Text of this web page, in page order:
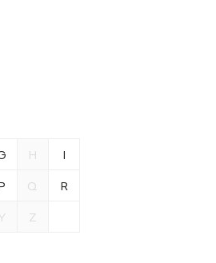
H I
Q R
Z